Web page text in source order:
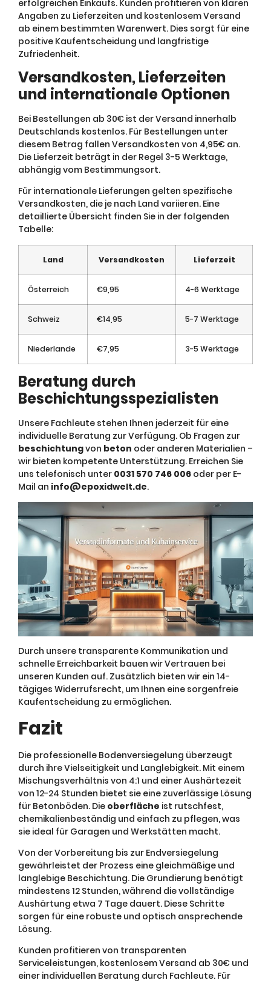
erfolgreichen Einkaufs. Kunden profitieren von klaren
Angaben zu Lieferzeiten und kostenlosem Versand
ab einem bestimmten Warenwert. Dies sorgt für eine
positive Kaufentscheidung und langfristige
Zufriedenheit.
Versandkosten, Lieferzeiten
und internationale Optionen
Bei Bestellungen ab 30€ ist der Versand innerhalb
Deutschlands kostenlos. Für Bestellungen unter
diesem Betrag fallen Versandkosten von 4,95€ an.
Die Lieferzeit beträgt in der Regel 3-5 Werktage,
abhängig vom Bestimmungsort.
Für internationale Lieferungen gelten spezifische
Versandkosten, die je nach Land variieren. Eine
detaillierte Übersicht finden Sie in der folgenden
Tabelle:
Land Versandkosten Lieferzeit
Österreich €9,95 4-6 Werktage
Schweiz €14,95 5-7 Werktage
Niederlande €7,95 3-5 Werktage
Beratung durch
Beschichtungsspezialisten
Unsere Fachleute stehen Ihnen jederzeit für eine
individuelle Beratung zur Verfügung. Ob Fragen zur
beschichtungvon beton oder anderen Materialien –
wir bieten kompetente Unterstützung. Erreichen Sie
uns telefonisch unter 0031 570 746 006 oder per E-
Mail an info@epoxidwelt.de.
Durch unsere transparente Kommunikation und
schnelle Erreichbarkeit bauen wir Vertrauen bei
unseren Kunden auf. Zusätzlich bieten wir ein 14-
tägiges Widerrufsrecht, um Ihnen eine sorgenfreie
Kaufentscheidung zu ermöglichen.
Fazit
Die professionelle Bodenversiegelung überzeugt
durch ihre Vielseitigkeit und Langlebigkeit. Mit einem
Mischungsverhältnis von 4:1 und einer Aushärtezeit
von 12-24 Stunden bietet sie eine zuverlässige Lösung
für Betonböden. Die oberfläche ist rutschfest,
chemikalienbeständig und einfach zu pflegen, was
sie ideal für Garagen und Werkstätten macht.
Von der Vorbereitung bis zur Endversiegelung
gewährleistet der Prozess eine gleichmäßige und
langlebige Beschichtung. Die Grundierung benötigt
mindestens 12 Stunden, während die vollständige
Aushärtung etwa 7 Tage dauert. Diese Schritte
sorgen für eine robuste und optisch ansprechende
Lösung.
Kunden profitieren von transparenten
Serviceleistungen, kostenlosem Versand ab 30€ und
einer individuellen Beratung durch Fachleute. Für